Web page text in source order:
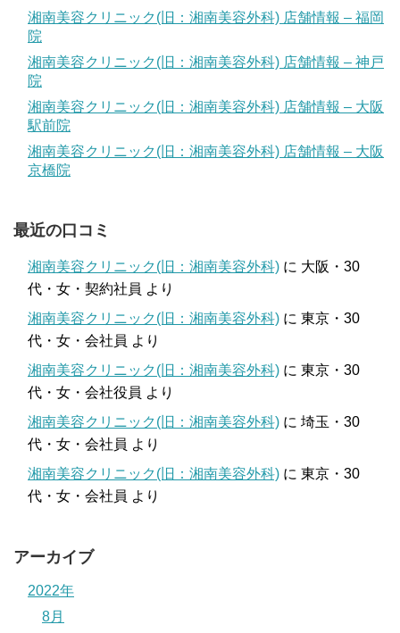
湘南美容クリニック(旧：湘南美容外科) 店舗情報 – 福岡
院
湘南美容クリニック(旧：湘南美容外科) 店舗情報 – 神戸
院
湘南美容クリニック(旧：湘南美容外科) 店舗情報 – 大阪
駅前院
湘南美容クリニック(旧：湘南美容外科) 店舗情報 – 大阪
京橋院
最近の口コミ
湘南美容クリニック(旧：湘南美容外科) に 大阪・30
代・女・契約社員 より
湘南美容クリニック(旧：湘南美容外科) に 東京・30
代・女・会社員 より
湘南美容クリニック(旧：湘南美容外科) に 東京・30
代・女・会社役員 より
湘南美容クリニック(旧：湘南美容外科) に 埼玉・30
代・女・会社員 より
湘南美容クリニック(旧：湘南美容外科) に 東京・30
代・女・会社員 より
アーカイブ
2022年
8月